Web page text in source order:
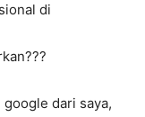
di
dari saya,